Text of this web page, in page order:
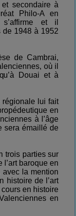
secondaire à
Philo-A en
et il
de 1948 à 1952
de Cambrai,
où il
Douai et à
régionale lui fait
en
à l’âge
sera émaillé de
trois parties sur
baroque en
avec la mention
histoire de l’art
en histoire
en